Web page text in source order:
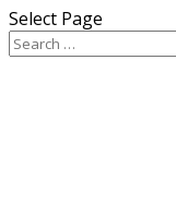
Select Page